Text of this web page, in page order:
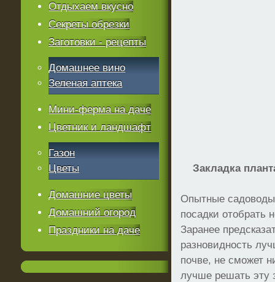
Закладка
Опытные
посадки отобрать
Заранее
разновидность
почве, не сможет
лучше решать эту
Отдыхаем вкусно
Секреты обрезки
Заготовки - рецепты
Домашнее вино
Зеленая аптека
Мини-ферма на даче
Цветник и ландшафт
Газон
Цветы
Домашние цветы
Домашний огород
Праздники на даче